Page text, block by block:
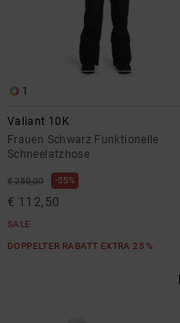
1
Valiant 10K
Frauen Schwarz Funktionelle
Schneelatzhose
€ 250,00 55%
€ 112,50
SALE
DOPPELTER RABATT EXTRA 25 %